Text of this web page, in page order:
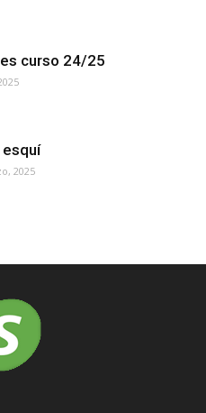
curso 24/25
esquí
2025